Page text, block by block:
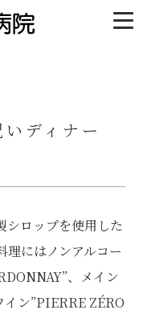
ディナー
シロップを使用した
理にはノンアルコー
、メイン
ン”PIERRE ZÉRO